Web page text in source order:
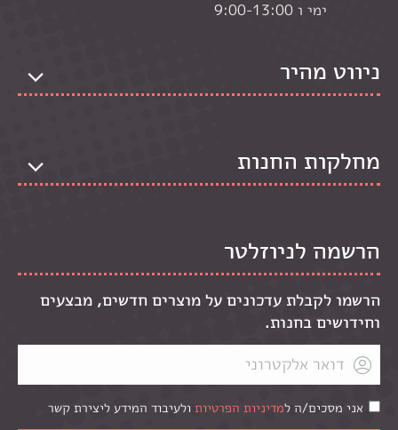
ימי ו 9:00-13:00
ניווט מהיר
מחלקות החנות
הרשמה לניוזלטר
הרשמו לקבלת עדכונים על מוצרים חדשים, מבצעים
וחידושים בחנות.
אני מסכים/ה למדיניות הפרטיות ולעיבוד המידע ליצירת קשר